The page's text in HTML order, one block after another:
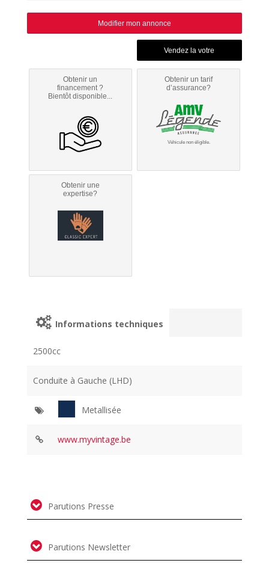
Modifier mon annonce
Obtenir un
financement ?
Bientôt disponible...
Obtenir un tarif
d’assurance?
Véhicule non éligible.
Obtenir une
expertise?
Informations techniques
2500cc
Conduite à Gauche (LHD)
Metallisée
www.myvintage.be
Parutions Presse
Parutions Newsletter